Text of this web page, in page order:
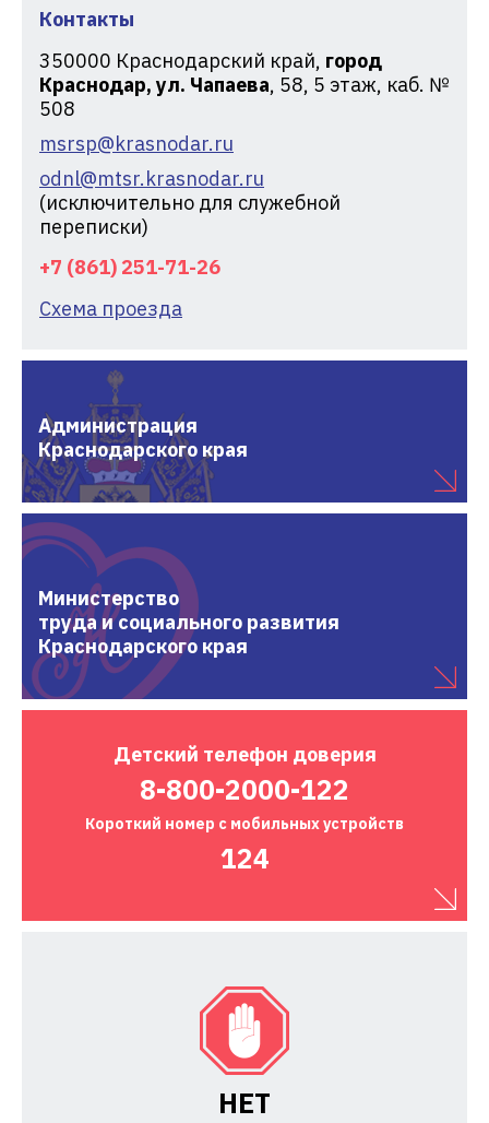
Контакты
350000 Краснодарский край, город
Краснодар, ул. Чапаева, 58, 5 этаж, каб. №
508
msrsp@krasnodar.ru
odnl@mtsr.krasnodar.ru
(исключительно для служебной
переписки)
+7 (861) 251-71-26
Схема проезда
Администрация
Краснодарского края
Министерство
труда и социального развития
Краснодарского края
Детский телефон доверия
8-800-2000-122
Короткий номер с мобильных устройств
124
НЕТ